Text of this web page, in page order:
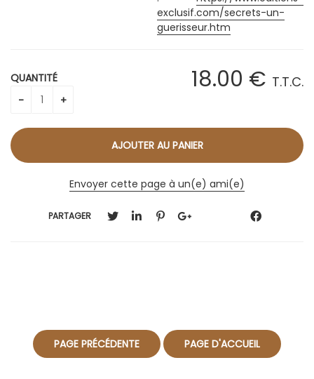
exclusif.com/secrets-un-
guerisseur.htm
18.00 € T.T.C.
QUANTITÉ
Envoyer cette page à un(e) ami(e)
PARTAGER